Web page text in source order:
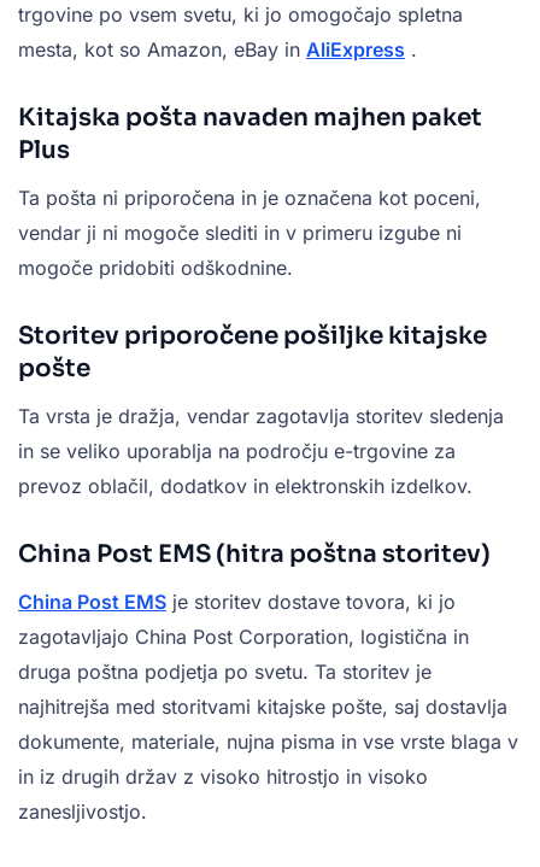
trgovine po vsem svetu, ki jo omogočajo spletna
mesta, kot so Amazon, eBay in AliExpress .
Kitajska pošta navaden majhen paket
Plus
Ta pošta ni priporočena in je označena kot poceni,
vendar ji ni mogoče slediti in v primeru izgube ni
mogoče pridobiti odškodnine.
Storitev priporočene pošiljke kitajske
pošte
Ta vrsta je dražja, vendar zagotavlja storitev sledenja
in se veliko uporablja na področju e-trgovine za
prevoz oblačil, dodatkov in elektronskih izdelkov.
China Post EMS (hitra poštna storitev)
China Post EMS je storitev dostave tovora, ki jo
zagotavljajo China Post Corporation, logistična in
druga poštna podjetja po svetu. Ta storitev je
najhitrejša med storitvami kitajske pošte, saj dostavlja
dokumente, materiale, nujna pisma in vse vrste blaga v
in iz drugih držav z visoko hitrostjo in visoko
zanesljivostjo.